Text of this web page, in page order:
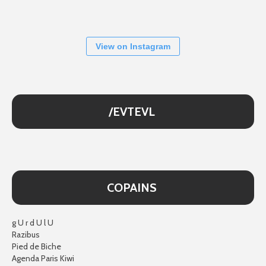
View on Instagram
/EVTEVL
COPAINS
g U r d U l U
Razibus
Pied de Biche
Agenda Paris Kiwi